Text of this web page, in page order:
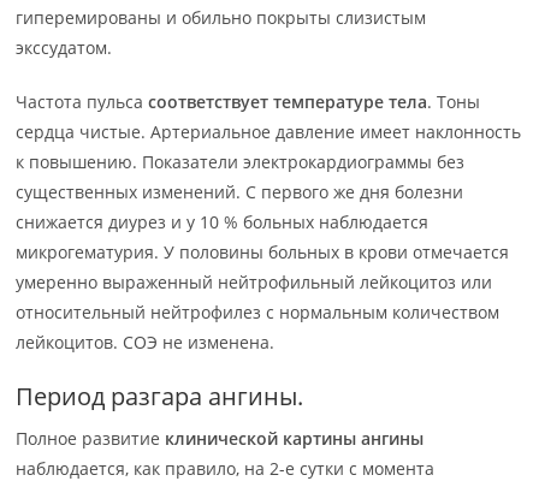
гиперемированы и обильно покрыты слизистым
экссудатом.
Частота пульсасоответствует температуре тела. Тоны
сердца чистые. Артериальное давление имеет наклонность
к повышению. Показатели электрокардиограммы без
существенных изменений. С первого же дня болезни
снижается диурез и у 10 % больных наблюдается
микрогематурия. У половины больных в крови отмечается
умеренно выраженный нейтрофильный лейкоцитоз или
относительный нейтрофилез с нормальным количеством
лейкоцитов. СОЭ не изменена.
Период разгара ангины.
Полное развитие клинической картины ангины
наблюдается, как правило, на 2-е сутки с момента